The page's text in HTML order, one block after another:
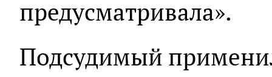
предусматривала».
Подсудимый